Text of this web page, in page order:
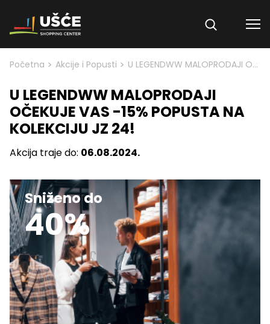
Skip to content
Početna > Akcije i Popusti > U LEGENDWW MALOPRODAJI OČEKUJE VAS -15% POPUSTA NA KOLEKCIJU JZ 24!
U LEGENDWW MALOPRODAJI
OČEKUJE VAS -15% POPUSTA NA
KOLEKCIJU JZ 24!
Akcija traje do: 06.08.2024.
Sniženo do
40%